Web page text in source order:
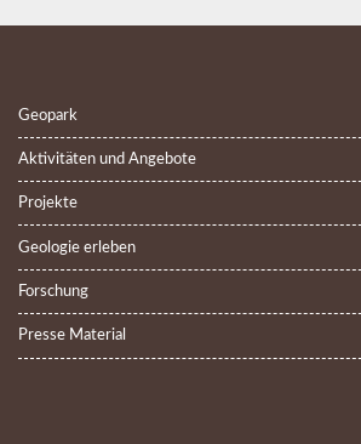
Geopark
Aktivitäten und Angebote
Projekte
Geologie erleben
Forschung
Presse Material